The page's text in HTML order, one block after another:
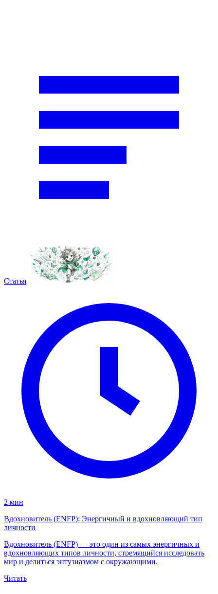
Статья
2 мин
Вдохновитель (ENFP): Энергичный и вдохновляющий тип
личности
Вдохновитель (ENFP) — это один из самых энергичных и
вдохновляющих типов личности, стремящийся исследовать
мир и делиться энтузиазмом с окружающими.
Читать